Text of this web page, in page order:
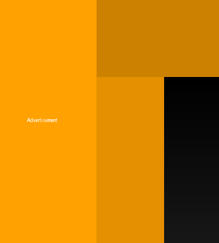
Advertisement